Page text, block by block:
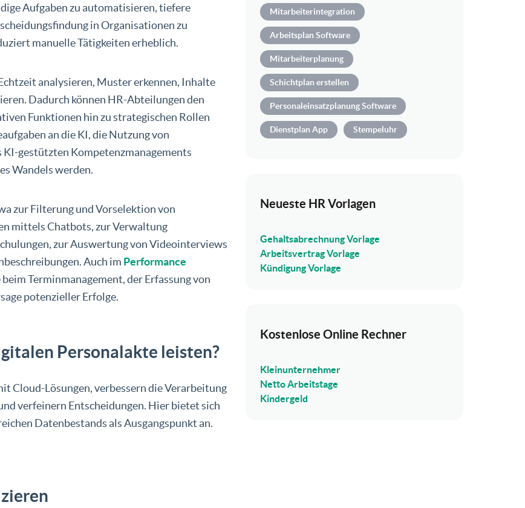
Aufgaben zu automatisieren, tiefere
in Organisationen zu
manuelle Tätigkeiten erheblich.
analysieren, Muster erkennen, Inhalte
Dadurch können HR-Abteilungen den
Funktionen hin zu strategischen Rollen
an die KI, die Nutzung von
gestützten Kompetenzmanagements
Wandels werden.
zur Filterung und Vorselektion von
mittels Chatbots, zur Verwaltung
zur Auswertung von Videointerviews
Auch im Performance
Terminmanagement, der Erfassung von
potenzieller Erfolge.
Personalakte leisten?
Cloud-Lösungen, verbessern die Verarbeitung
verfeinern Entscheidungen. Hier bietet sich
Datenbestands als Ausgangspunkt an.
Mitarbeiterintegration
Arbeitsplan Software
Mitarbeiterplanung
Schichtplan erstellen
Personaleinsatzplanung Software
Dienstplan App Stempeluhr
Neueste HR Vorlagen
Gehaltsabrechnung Vorlage
Arbeitsvertrag Vorlage
Kündigung Vorlage
Kostenlose Online Rechner
Kleinunternehmer
Netto Arbeitstage
Kindergeld